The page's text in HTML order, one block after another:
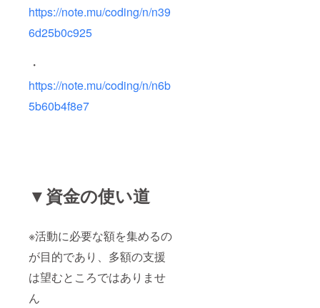
https://note.mu/coding/n/n39
6d25b0c925
・
https://note.mu/coding/n/n6b
5b60b4f8e7
▼資金の使い道
※活動に必要な額を集めるの
が目的であり、多額の支援
は望むところではありませ
ん